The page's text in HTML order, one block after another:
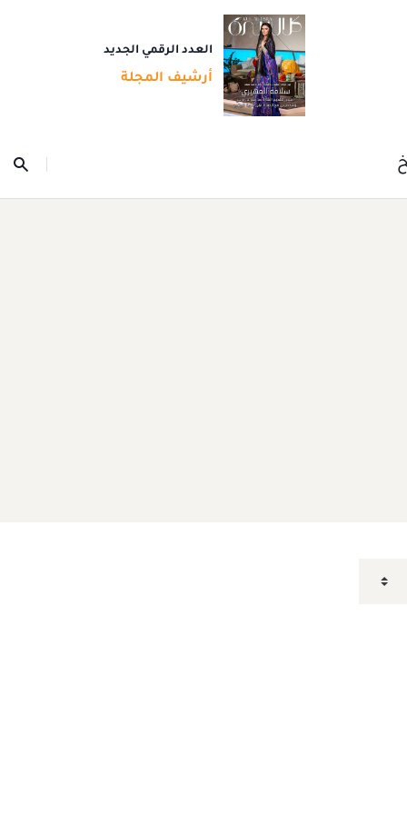
العدد الرقمي الجديد
أرشيف المجلة